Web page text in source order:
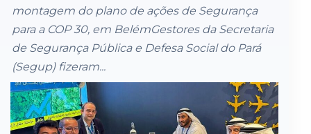
montagem do plano de ações de Segurança
para a COP 30, em BelémGestores da Secretaria
de Segurança Pública e Defesa Social do Pará
(Segup) fizeram...